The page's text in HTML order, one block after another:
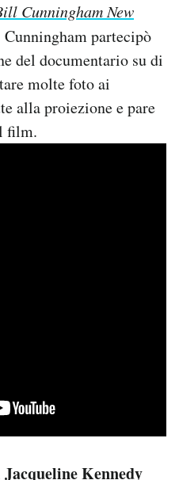
Cunningham New
partecipò
del documentario su di
molte foto ai
alla proiezione e pare
film.
Kennedy